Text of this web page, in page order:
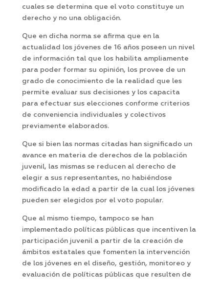
cuales se determina que el voto constituye un
derecho y no una obligación.
Que en dicha norma se afirma que en la
actualidad los jóvenes de 16 años poseen un nivel
de información tal que los habilita ampliamente
para poder formar su opinión, los provee de un
grado de conocimiento de la realidad que les
permite evaluar sus decisiones y los capacita
para efectuar sus elecciones conforme criterios
de conveniencia individuales y colectivos
previamente elaborados.
Que si bien las normas citadas han significado un
avance en materia de derechos de la población
juvenil, las mismas se reducen al derecho de
elegir a sus representantes, no habiéndose
modificado la edad a partir de la cual los jóvenes
pueden ser elegidos por el voto popular.
Que al mismo tiempo, tampoco se han
implementado políticas públicas que incentiven la
participación juvenil a partir de la creación de
ámbitos estatales que fomenten la intervención
de los jóvenes en el diseño, gestión, monitoreo y
evaluación de políticas públicas que resulten de